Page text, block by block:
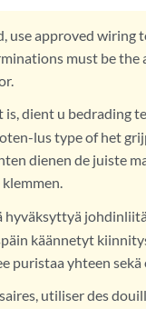
use approved wiring
must be
dient u bedrading
lus type of het
dienen de juiste
hyväksyttyä
käännetyt
puristaa yhteen
utiliser des